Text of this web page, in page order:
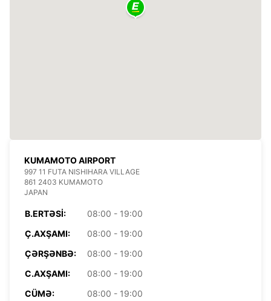
KUMAMOTO AIRPORT
997 11 FUTA NISHIHARA VILLAGE
861 2403 KUMAMOTO
JAPAN
B.ERTƏSI:
08:00 - 19:00
Ç.AXŞAMI:
08:00 - 19:00
ÇƏRŞƏNBƏ:
08:00 - 19:00
C.AXŞAMI:
08:00 - 19:00
CÜMƏ:
08:00 - 19:00